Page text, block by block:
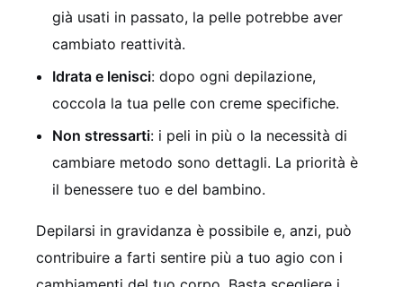
già usati in passato, la pelle potrebbe aver
cambiato reattività.
Idrata e lenisci: dopo ogni depilazione,
coccola la tua pelle con creme specifiche.
Non stressarti: i peli in più o la necessità di
cambiare metodo sono dettagli. La priorità è
il benessere tuo e del bambino.
Depilarsi in gravidanza è possibile e, anzi, può
contribuire a farti sentire più a tuo agio con i